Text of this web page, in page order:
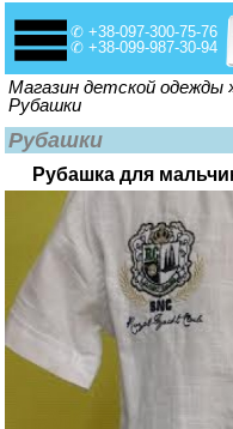
✆ +38-097-300-75-76
✆ +38-099-987-30-94
Вы здесь
Магазин детской одежды
Рубашки
Рубашки
Рубашка для